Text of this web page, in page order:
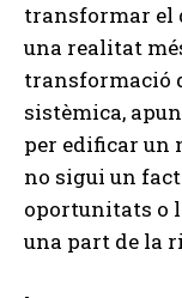
transformar el
una realitat
transformació
sistèmica,
per edificar un
no sigui un
oportunitats o
una part de la